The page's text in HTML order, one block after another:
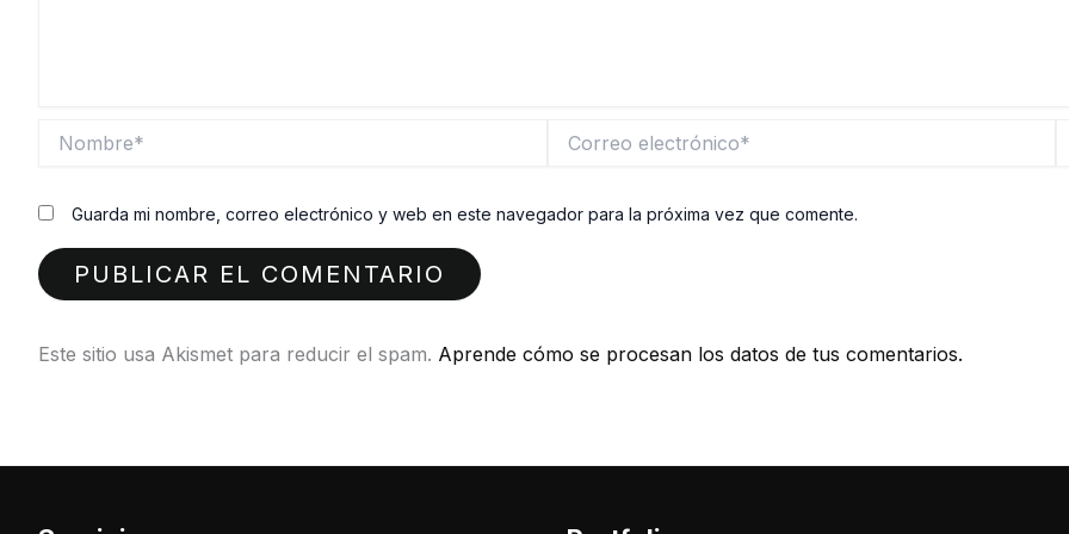
electrónico*
Guarda mi nombre, correo electrónico y web en este navegador para la próxima vez que comente.
Este sitio usa Akismet para reducir el spam. Aprende cómo se procesan los datos de tus comentarios.